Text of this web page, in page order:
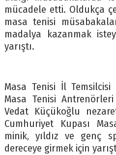
mücadele etti. Oldukça
masa tenisi
madalya kazanmak
yarıştı.
Masa Tenisi İl Temsilcisi
Masa Tenisi
Vedat Küçükoğlu
Cumhuriyet Kupası
minik, yıldız ve genç
dereceye girmek için